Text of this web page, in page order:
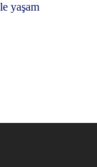
yaşam